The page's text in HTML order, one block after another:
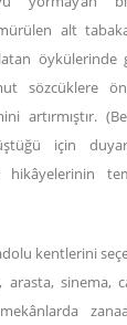
alt
öykülerinde
sözcüklere
artırmıştır.
için
hikâyelerinin
kentlerini
arasta, sinema,